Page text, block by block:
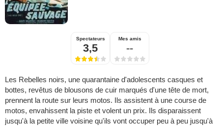
Spectateurs
3,5
Mes amis
--
Les Rebelles noirs, une quarantaine d'adolescents casques et
bottes, revêtus de blousons de cuir marqués d'une tête de mort,
prennent la route sur leurs motos. Ils assistent à une course de
motos, envahissent la piste et volent un prix. Ils disparaissent
jusqu'à la petite ville voisine qu'ils vont occuper peu à peu jusqu'à